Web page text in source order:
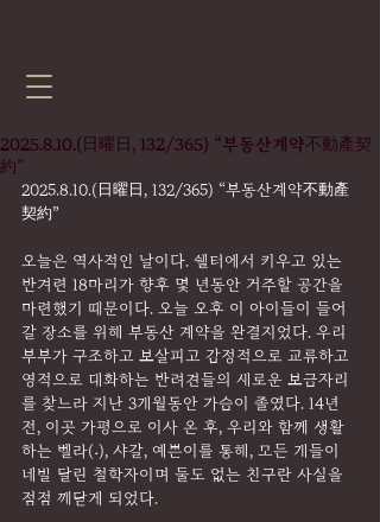
2025.8.10.(日曜日, 132/365) “부동산계약不動產契
約”
2025.8.10.(日曜日, 132/365) “부동산계약不動產
契約”
오늘은 역사적인 날이다. 쉘터에서 키우고 있는
반겨련 18마리가 향후 몇 년동안 거주할 공간을
마련했기 때문이다. 오늘 오후 이 아이들이 들어
갈 장소를 위해 부동산 계약을 완결지었다. 우리
부부가 구조하고 보살피고 감정적으로 교류하고
영적으로 대화하는 반려견들의 새로운 보금자리
를 찾느라 지난 3개월동안 가슴이 졸였다. 14년
전, 이곳 가평으로 이사 온 후, 우리와 함께 생활
하는 벨라(˖), 샤갈, 예쁜이를 통해, 모든 개들이
네발 달린 철학자이며 둘도 없는 친구란 사실을
점점 깨닫게 되었다.